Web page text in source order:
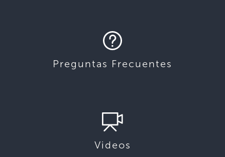
Preguntas Frecuentes
Videos